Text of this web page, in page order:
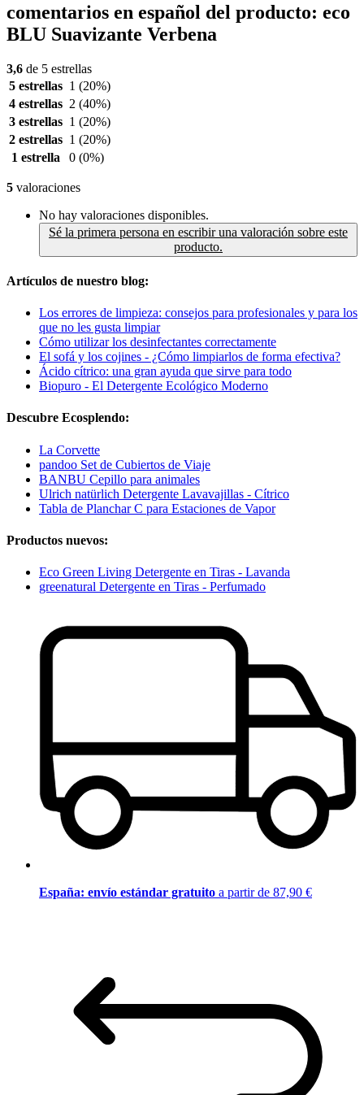
comentarios en español del producto: eco
BLU Suavizante Verbena
3,6 de 5 estrellas
5 estrellas 1 (20%)
4 estrellas 2 (40%)
3 estrellas 1 (20%)
2 estrellas 1 (20%)
1 estrella
0 (0%)
5 valoraciones
No hay valoraciones disponibles.
Sé la primera persona en escribir una valoración sobre este
producto.
Artículos de nuestro blog:
Los errores de limpieza: consejos para profesionales y para los
que no les gusta limpiar
Cómo utilizar los desinfectantes correctamente
El sofá y los cojines - ¿Cómo limpiarlos de forma efectiva?
Ácido cítrico: una gran ayuda que sirve para todo
Biopuro - El Detergente Ecológico Moderno
Descubre Ecosplendo:
La Corvette
pandoo Set de Cubiertos de Viaje
BANBU Cepillo para animales
Ulrich natürlich Detergente Lavavajillas - Cítrico
Tabla de Planchar C para Estaciones de Vapor
Productos nuevos:
Eco Green Living Detergente en Tiras - Lavanda
greenatural Detergente en Tiras - Perfumado
España: envío estándar gratuito a partir de 87,90 €